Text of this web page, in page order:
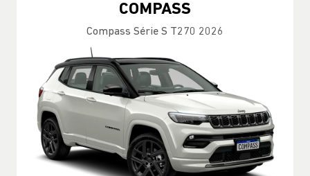
COMPASS
Compass Série S T270 2026